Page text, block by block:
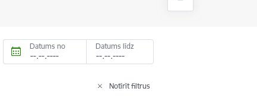
Datums no Datums līdz
Notīrīt filtrus